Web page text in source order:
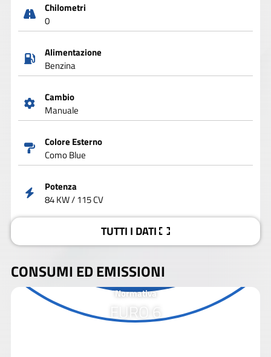
Chilometri
0
Alimentazione
Benzina
Cambio
Manuale
Colore Esterno
Como Blue
Potenza
84 KW / 115 CV
TUTTI I DATI
CONSUMI ED EMISSIONI
Normativa
EURO 6